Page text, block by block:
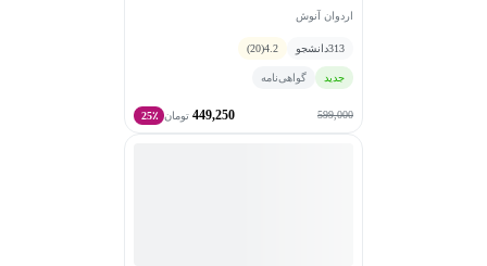
اردوان آنوش
313دانشجو 4.2
(20)
جدید گواهی‌نامه
599,000
449,250 تومان 25٪